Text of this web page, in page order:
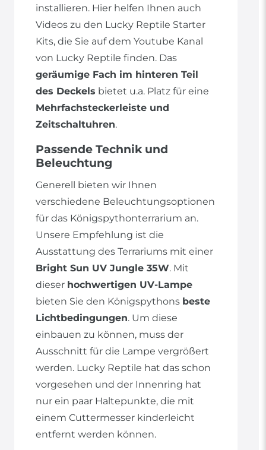
installieren. Hier helfen Ihnen auch
Videos zu den Lucky Reptile Starter
Kits, die Sie auf dem Youtube Kanal
von Lucky Reptile finden. Das
geräumige Fach im hinteren Teil
des Deckels bietet u.a. Platz für eine
Mehrfachsteckerleiste und
Zeitschaltuhren.
Passende Technik und
Beleuchtung
Generell bieten wir Ihnen
verschiedene Beleuchtungsoptionen
für das Königspythonterrarium an.
Unsere Empfehlung ist die
Ausstattung des Terrariums mit einer
Bright Sun UV Jungle 35W. Mit
dieser hochwertigen UV-Lampe
bieten Sie den Königspythons beste
Lichtbedingungen. Um diese
einbauen zu können, muss der
Ausschnitt für die Lampe vergrößert
werden. Lucky Reptile hat das schon
vorgesehen und der Innenring hat
nur ein paar Haltepunkte, die mit
einem Cuttermesser kinderleicht
entfernt werden können.